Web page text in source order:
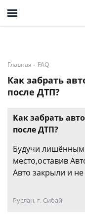
Главная - FAQ
Как забрать
после ДТП?
Как забрать
после ДТП?
Будучи
место,оставив
Авто закрыли и
Руслан, г. Сибай